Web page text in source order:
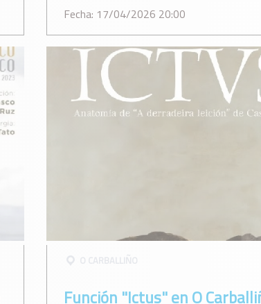
Fecha: 17/04/2026 20:00
O CARBALLIÑO
Función "Ictus" en O